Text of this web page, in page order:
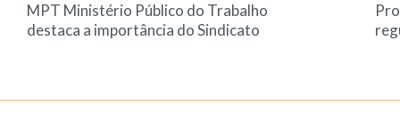
MPT Ministério Público do Trabalho
destaca a importância do Sindicato